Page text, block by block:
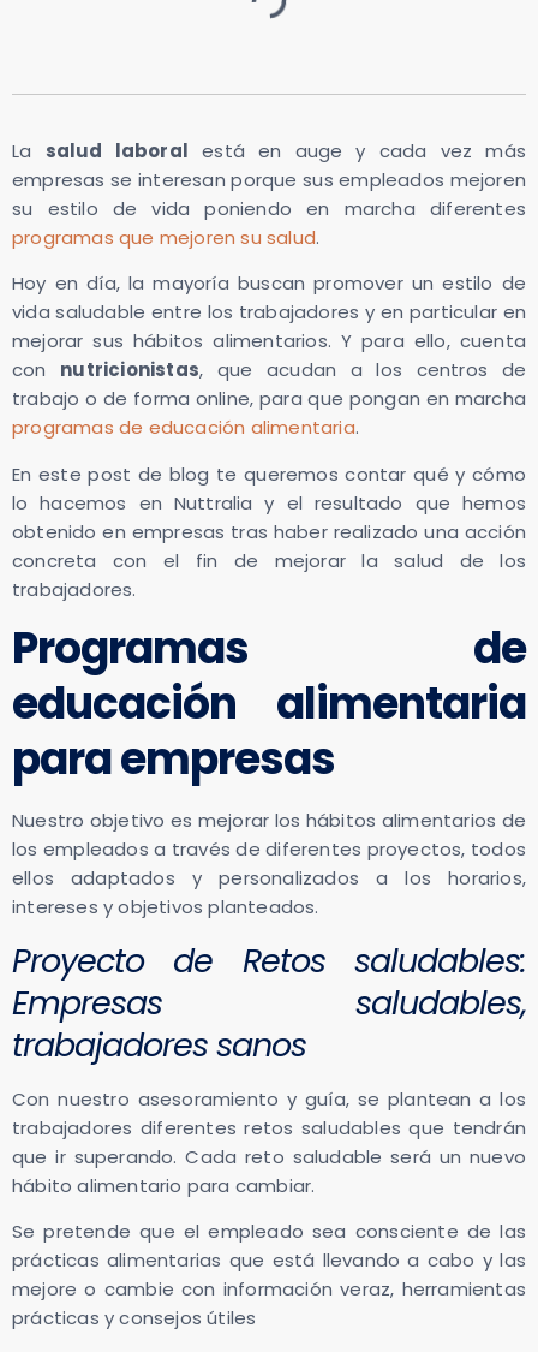
La salud laboral está en auge y cada vez más
empresas se interesan porque sus empleados mejoren
su estilo de vida poniendo en marcha diferentes
programas que mejoren su salud.
Hoy en día, la mayoría buscan promover un estilo de
vida saludable entre los trabajadores y en particular en
mejorar sus hábitos alimentarios. Y para ello, cuenta
con nutricionistas, que acudan a los centros de
trabajo o de forma online, para que pongan en marcha
programas de educación alimentaria.
En este post de blog te queremos contar qué y cómo
lo hacemos en Nuttralia y el resultado que hemos
obtenido en empresas tras haber realizado una acción
concreta con el fin de mejorar la salud de los
trabajadores.
Programas de
educación alimentaria
para empresas
Nuestro objetivo es mejorar los hábitos alimentarios de
los empleados a través de diferentes proyectos, todos
ellos adaptados y personalizados a los horarios,
intereses y objetivos planteados.
Proyecto de Retos saludables:
Empresas saludables,
trabajadores sanos
Con nuestro asesoramiento y guía, se plantean a los
trabajadores diferentes retos saludables que tendrán
que ir superando. Cada reto saludable será un nuevo
hábito alimentario para cambiar.
Se pretende que el empleado sea consciente de las
prácticas alimentarias que está llevando a cabo y las
mejore o cambie con información veraz, herramientas
prácticas y consejos útiles